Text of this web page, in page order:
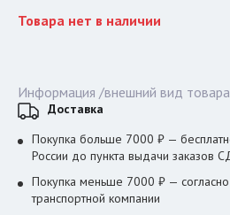
Товара нет в наличии
Информация /внешний вид
Доставка
Покупка больше 7000 ₽ —
России до пункта выдачи заказов
Покупка меньше 7000 ₽ —
транспортной компании